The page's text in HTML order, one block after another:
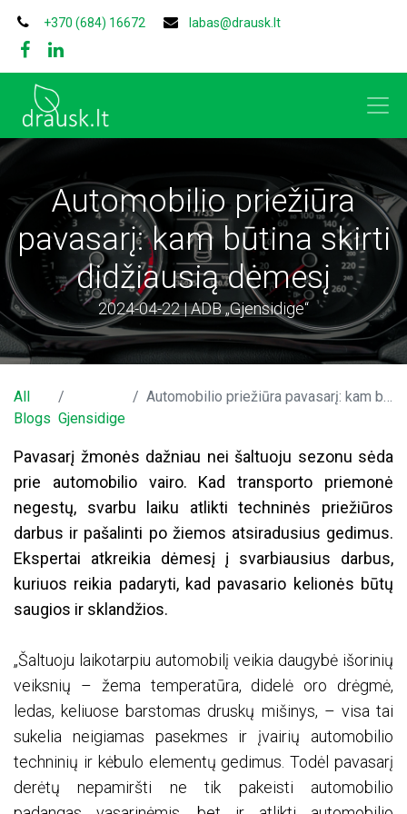
+370 (684) 16672 labas@drausk.lt
Automobilio priežiūra
pavasarį: kam būtina skirti
didžiausią dėmesį
2024-04-22 | ADB „Gjensidige“
All
Blogs Gjensidige
Automobilio priežiūra pavasarį: kam būtina skirti didžiausią dėmesį
Pavasarį žmonės dažniau nei šaltuoju sezonu sėda
prie automobilio vairo. Kad transporto priemonė
negestų, svarbu laiku atlikti techninės priežiūros
darbus ir pašalinti po žiemos atsiradusius gedimus.
Ekspertai atkreikia dėmesį į svarbiausius darbus,
kuriuos reikia padaryti, kad pavasario kelionės būtų
saugios ir sklandžios.
„Šaltuoju laikotarpiu automobilį veikia daugybė išorinių
veiksnių – žema temperatūra, didelė oro drėgmė,
ledas, keliuose barstomas druskų mišinys, – visa tai
sukelia neigiamas pasekmes ir įvairių automobilio
techninių ir kėbulo elementų gedimus. Todėl pavasarį
derėtų nepamiršti ne tik pakeisti automobilio